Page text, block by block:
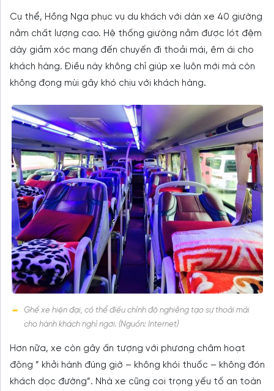
Cụ thể, Hồng Nga phục vụ du khách với dàn xe 40 giường
nằm chất lượng cao. Hệ thống giường nằm được lót đệm
dày giảm xóc mang đến chuyến đi thoải mái, êm ái cho
khách hàng. Điều này không chỉ giúp xe luôn mới mà còn
không đọng mùi gây khó chịu với khách hàng.
Ghế xe hiện đại, có thể điều chỉnh độ nghiêng tạo sự thoải mái
cho hành khách nghỉ ngơi. (Nguồn: Internet)
Hơn nữa, xe còn gây ấn tượng với phương châm hoạt
động ” khởi hành đúng giờ – không khói thuốc – không đón
khách dọc đường”. Nhà xe cũng coi trọng yếu tố an toàn